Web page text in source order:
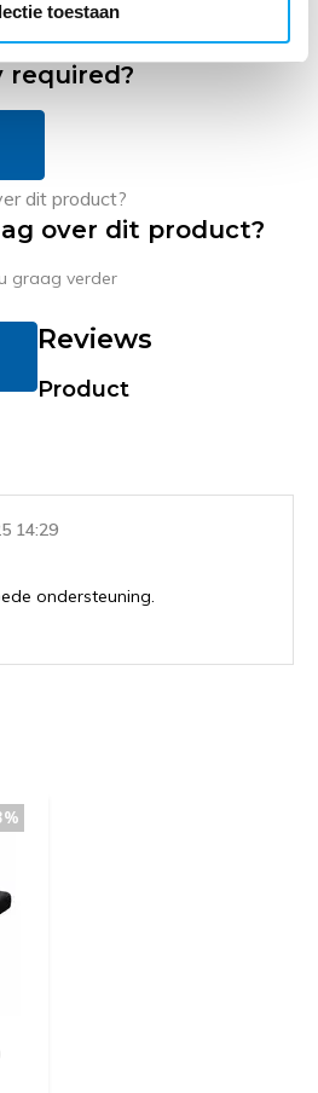
toestaan
varianten:
required?
over dit product?
graag verder
Reviews
Product
14:29
ondersteuning.